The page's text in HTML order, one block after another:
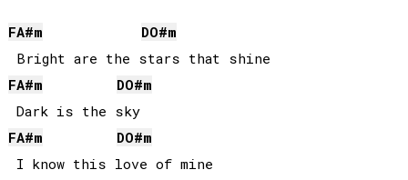
FA#m DO#m
FA#m DO#m
Dark is the sky
FA#m DO#m